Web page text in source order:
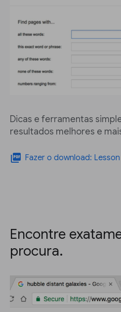
Dicas e ferramentas
resultados melhores e
picture_as_pdf Fazer o download: Lesson
Encontre
procura.